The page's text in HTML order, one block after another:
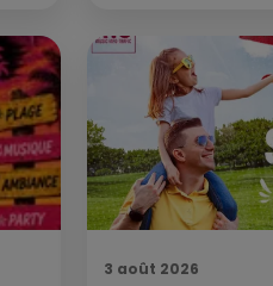
3 août 2026